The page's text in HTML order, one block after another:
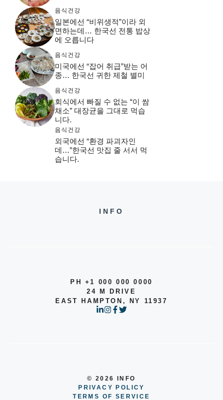
음식건강
일본에선 “비위생적”이라 외
면하는데… 한국선 전통 밥상
에 오릅니다
음식건강
미국에선 “잡어 취급”받는 어
종… 한국선 귀한 제철 별미
음식건강
회식에서 빠질 수 없는 “이 쌈
채소” 대장균을 그대로 먹습
니다.
음식건강
외국에선 “환경 파괴자인
데…”한국선 맛집 줄 서서 먹
습니다.
INFO
PH +1 000 000 0000
24 M DRIVE
EAST HAMPTON, NY 11937
© 2026 INFO
PRIVACY POLICY
TERMS OF SERVICE